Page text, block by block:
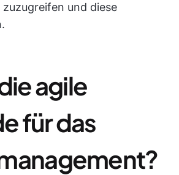
zuzugreifen und diese
agile
für das